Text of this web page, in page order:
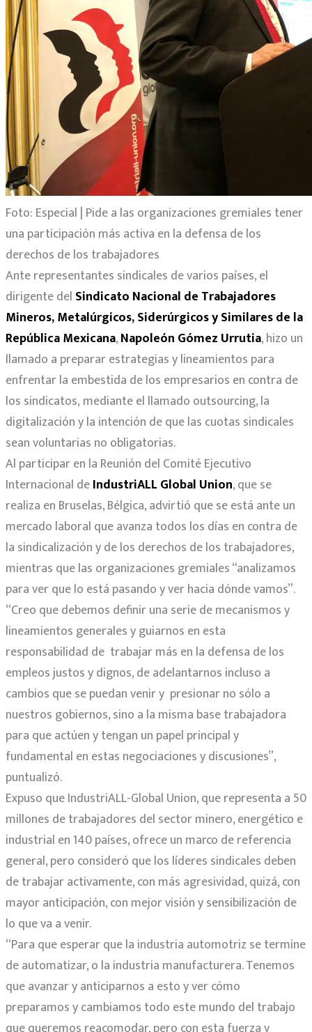
Foto: Especial | Pide a las organizaciones gremiales tener
una participación más activa en la defensa de los
derechos de los trabajadores
Ante representantes sindicales de varios países, el
dirigente del Sindicato Nacional de Trabajadores
Mineros, Metalúrgicos, Siderúrgicos y Similares de la
República Mexicana,Napoleón Gómez Urrutia, hizo un
llamado a preparar estrategias y lineamientos para
enfrentar la embestida de los empresarios en contra de
los sindicatos, mediante el llamado outsourcing, la
digitalización y la intención de que las cuotas sindicales
sean voluntarias no obligatorias.
Al participar en la Reunión del Comité Ejecutivo
Internacional deIndustriALL Global Union, que se
realiza en Bruselas, Bélgica, advirtió que se está ante un
mercado laboral que avanza todos los días en contra de
la sindicalización y de los derechos de los trabajadores,
mientras que las organizaciones gremiales “analizamos
para ver que lo está pasando y ver hacia dónde vamos”.
“Creo que debemos definir una serie de mecanismos y
lineamientos generales y guiarnos en esta
responsabilidad de trabajar más en la defensa de los
empleos justos y dignos, de adelantarnos incluso a
cambios que se puedan venir y presionar no sólo a
nuestros gobiernos, sino a la misma base trabajadora
para que actúen y tengan un papel principal y
fundamental en estas negociaciones y discusiones”,
puntualizó.
Expuso que IndustriALL-Global Union, que representa a 50
millones de trabajadores del sector minero, energético e
industrial en 140 países, ofrece un marco de referencia
general, pero consideró que los líderes sindicales deben
de trabajar activamente, con más agresividad, quizá, con
mayor anticipación, con mejor visión y sensibilización de
lo que va a venir.
“Para que esperar que la industria automotriz se termine
de automatizar, o la industria manufacturera. Tenemos
que avanzar y anticiparnos a esto y ver cómo
preparamos y cambiamos todo este mundo del trabajo